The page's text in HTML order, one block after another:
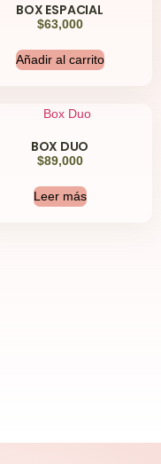
BOX ESPACIAL
$63,000
Añadir al carrito
BOX DUO
$89,000
Leer más